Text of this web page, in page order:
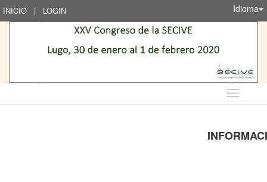
INICIO | LOGIN Idioma
Idioma